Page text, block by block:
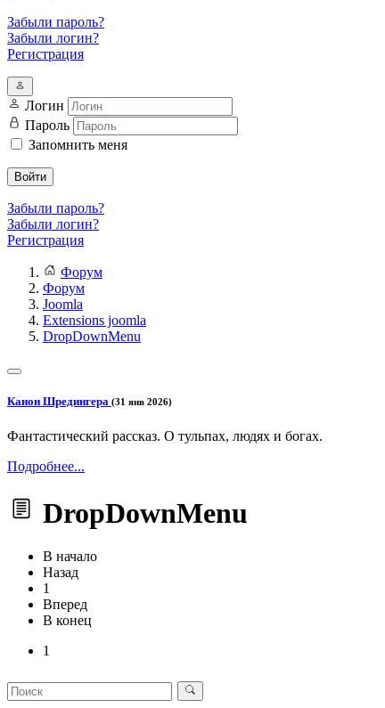
Забыли пароль?
Забыли логин?
Регистрация
Логин
Пароль
Запомнить меня
Войти
Забыли пароль?
Забыли логин?
Регистрация
Форум
Форум
Joomla
Extensions joomla
DropDownMenu
Канон Шредингера (31 янв 2026)
Фантастический рассказ. О тульпах, людях и богах.
Подробнее...
DropDownMenu
В начало
Назад
1
Вперед
В конец
1